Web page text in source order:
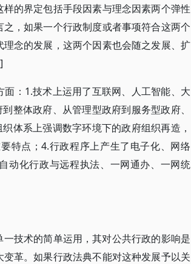
的界定包括手段因素与理念因素两个弹性
，如果一个行政制度或者事项符合这两个
念的发展，这两个因素也会随之发展、扩
：1.技术上运用了互联网、人工智能、大
整体政府、从管理型政府到服务型政府、
体系上强调数字环境下的政府组织再造，
特点；4.行政程序上产生了电子化、网络
动化行政与远程执法、一网通办、一网统
技术的简单运用，其对公共行政的影响是
革。如果行政法典不能对这种发展予以关